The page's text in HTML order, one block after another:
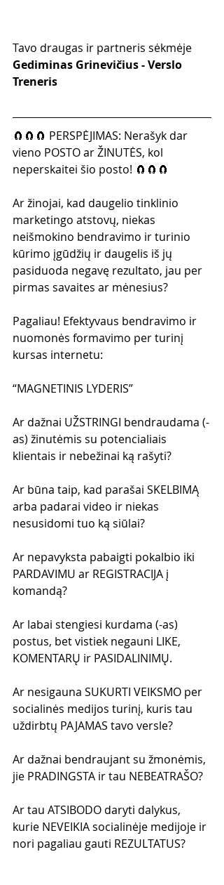
Tavo draugas ir partneris sėkmėje
Gediminas Grinevičius - Verslo
Treneris
🧲🧲🧲 PERSPĖJIMAS: Nerašyk dar
vieno POSTO ar ŽINUTĖS, kol
neperskaitei šio posto! 🧲🧲🧲
Ar žinojai, kad daugelio tinklinio
marketingo atstovų, niekas
neišmokino bendravimo ir turinio
kūrimo įgūdžių ir daugelis iš jų
pasiduoda negavę rezultato, jau per
pirmas savaites ar mėnesius?
Pagaliau! Efektyvaus bendravimo ir
nuomonės formavimo per turinį
kursas internetu:
“MAGNETINIS LYDERIS”
Ar dažnai UŽSTRINGI bendraudama (-
as) žinutėmis su potencialiais
klientais ir nebežinai ką rašyti?
Ar būna taip, kad parašai SKELBIMĄ
arba padarai video ir niekas
nesusidomi tuo ką siūlai?
Ar nepavyksta pabaigti pokalbio iki
PARDAVIMU ar REGISTRACIJA į
komandą?
Ar labai stengiesi kurdama (-as)
postus, bet vistiek negauni LIKE,
KOMENTARŲ ir PASIDALINIMŲ.
Ar nesigauna SUKURTI VEIKSMO per
socialinės medijos turinį, kuris tau
uždirbtų PAJAMAS tavo versle?
Ar dažnai bendraujant su žmonėmis,
jie PRADINGSTA ir tau NEBEATRAŠO?
Ar tau ATSIBODO daryti dalykus,
kurie NEVEIKIA socialinėje medijoje ir
nori pagaliau gauti REZULTATUS?